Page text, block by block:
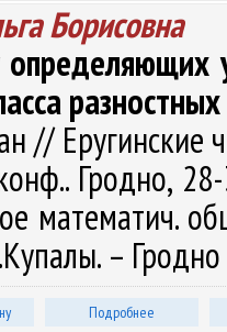
Борисовна
// Еругинские
Гродно,
математич.
–
Подробнее